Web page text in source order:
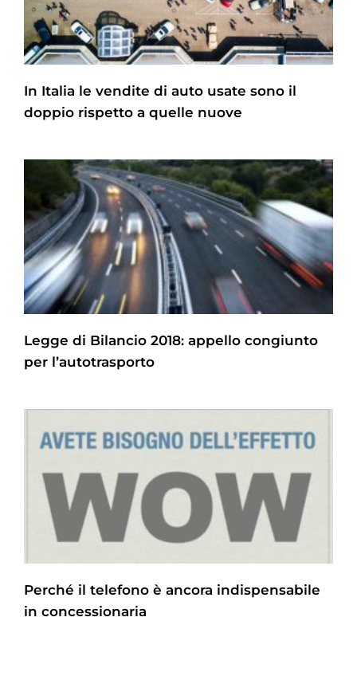
In Italia le vendite di auto usate sono il
doppio rispetto a quelle nuove
Legge di Bilancio 2018: appello congiunto
per l’autotrasporto
Perché il telefono è ancora indispensabile
in concessionaria